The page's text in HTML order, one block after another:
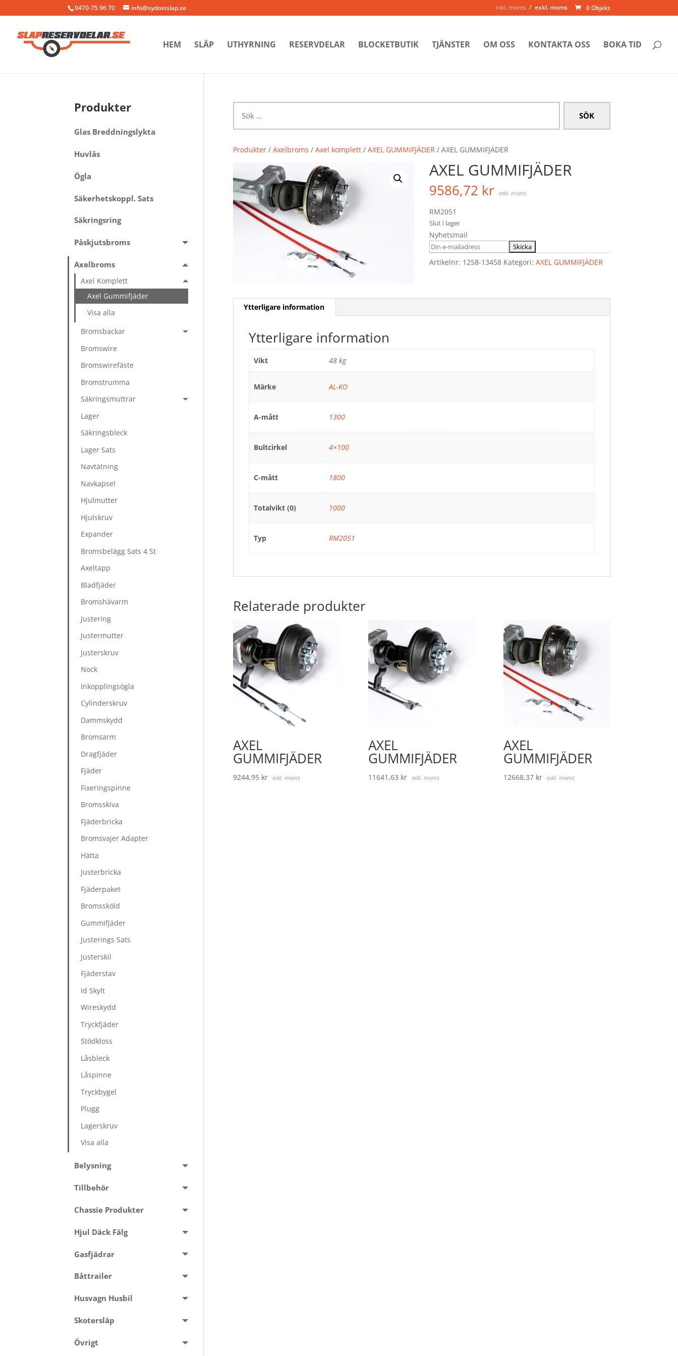
0470-75 96 70 info@sydostslap.se 0 Objekt
inkl. moms exkl. moms
HEM SLÄP UTHYRNING RESERVDELAR BLOCKETBUTIK TJÄNSTER OM OSS KONTAKTA OSS BOKA TID
efter:
Produkter /Axelbroms /Axel komplett /AXEL GUMMIFJÄDER / AXEL GUMMIFJÄDER
AXEL GUMMIFJÄDER
9586,72 kr exkl. moms
RM2051
Slut i lager
Nyhetsmail
Artikelnr: 1258-13458 Kategori: AXEL GUMMIFJÄDER
Ytterligare information
Ytterligare information
Vikt 48 kg
Märke AL-KO
A-mått 1300
Bultcirkel 4×100
C-mått 1800
Totalvikt (0) 1000
Typ RM2051
Relaterade produkter
AXEL
GUMMIFJÄDER
9244,95 kr exkl. moms
AXEL
GUMMIFJÄDER
11641,63 kr exkl. moms
AXEL
GUMMIFJÄDER
12668,37 kr exkl. moms
Produkter
Glas Breddningslykta
Huvlås
Ögla
Säkerhetskoppl. Sats
Säkringsring
Påskjutsbroms
Axelbroms
Axel Komplett
Axel Gummifjäder
Visa alla
Bromsbackar
Bromswire
Bromswirefäste
Bromstrumma
Säkringsmuttrar
Lager
Säkringsbleck
Lager Sats
Navtätning
Navkapsel
Hjulmutter
Hjulskruv
Expander
Bromsbelägg Sats 4 St
Axeltapp
Bladfjäder
Bromshävarm
Justering
Justermutter
Justerskruv
Nock
Inkopplingsögla
Cylinderskruv
Dammskydd
Bromsarm
Dragfjäder
Fjäder
Fixeringspinne
Bromsskiva
Fjäderbricka
Bromsvajer Adapter
Hätta
Justerbricka
Fjäderpaket
Bromssköld
Gummifjäder
Justerings Sats
Justerskil
Fjäderstav
Id Skylt
Wireskydd
Tryckfjäder
Stödkloss
Låsbleck
Låspinne
Tryckbygel
Plugg
Lagerskruv
Visa alla
Belysning
Tillbehör
Chassie Produkter
Hjul Däck Fälg
Gasfjädrar
Båttrailer
Husvagn Husbil
Skotersläp
Övrigt